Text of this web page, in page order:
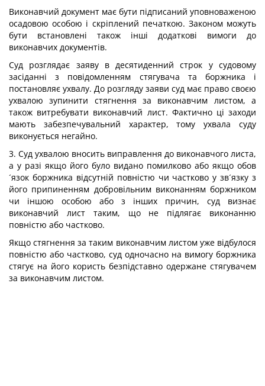
Виконавчий документ має бути підписаний уповноваженою
осадовою особою і скріплений печаткою. Законом можуть
бути встановлені також інші додаткові вимоги до
виконавчих документів.
Суд розглядає заяву в десятиденний строк у судовому
засіданні з повідомленням стягувача та боржника і
постановляє ухвалу. До розгляду заяви суд має право своєю
ухвалою зупинити стягнення за виконавчим листом, а
також витребувати виконавчий лист. Фактично ці заходи
мають забезпечувальний характер, тому ухвала суду
виконується негайно.
3. Суд ухвалою вносить виправлення до виконавчого листа,
а у разі якщо його було видано помилково або якщо обов
´язок боржника відсутній повністю чи частково у зв´язку з
його припиненням добровільним виконанням боржником
чи іншою особою або з інших причин, суд визнає
виконавчий лист таким, що не підлягає виконанню
повністю або частково.
Якщо стягнення за таким виконавчим листом уже відбулося
повністю або частково, суд одночасно на вимогу боржника
стягує на його користь безпідставно одержане стягувачем
за виконавчим листом.